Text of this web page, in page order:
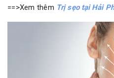
==>Xem thêm Trị sẹo tại Hải